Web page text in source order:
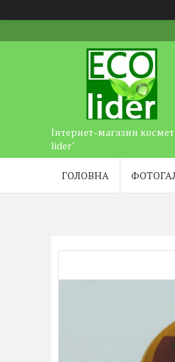
Інтернет-магазин
lider"
ГОЛОВНА